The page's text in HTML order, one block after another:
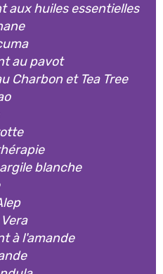
aux huiles essentielles
au pavot
Charbon et Tea Tree
blanche
à l'amande